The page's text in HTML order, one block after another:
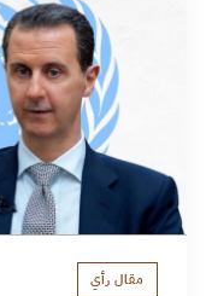
مقال رأي